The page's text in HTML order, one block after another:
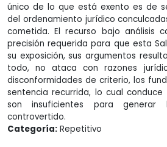
único de lo que está exento es de
del ordenamiento jurídico
cometida. El recurso bajo análisis
precisión requerida para que esta
su exposición, sus argumentos
todo, no ataca con razones
disconformidades de criterio, los
sentencia recurrida, lo cual
son insuficientes para
controvertido.
Categoría: Repetitivo